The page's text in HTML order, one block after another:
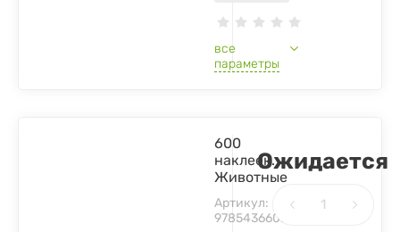
все
параметры
600
наклеек.
Животные
Артикул:
9785436603773
Ожидается